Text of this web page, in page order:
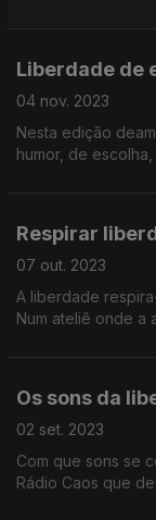
Liberdade de
04 nov. 2023
Nesta edição
humor, de
Respirar
07 out. 2023
A liberdade
Num ateliê onde a
Os sons da
02 set. 2023
Com que sons se
Rádio Caos que